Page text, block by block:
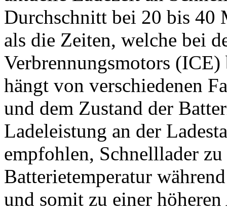
Durchschnitt bei 20 bis 40
als die Zeiten, welche bei
Verbrennungsmotors
hängt von verschiedenen
und dem Zustand der
Ladeleistung an der
empfohlen, Schnelllader
Batterietemperatur
und somit zu einer